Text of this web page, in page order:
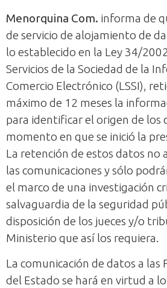
Menorquina Com. informa de
de servicio de alojamiento de
lo establecido en la Ley 34/
Servicios de la Sociedad de la
Comercio Electrónico (LSSI),
máximo de 12 meses la
para identificar el origen de los
momento en que se inició la
La retención de estos datos no
las comunicaciones y sólo
el marco de una investigación
salvaguardia de la seguridad
disposición de los jueces y/o
Ministerio que así los requiera.
La comunicación de datos a las
del Estado se hará en virtud a